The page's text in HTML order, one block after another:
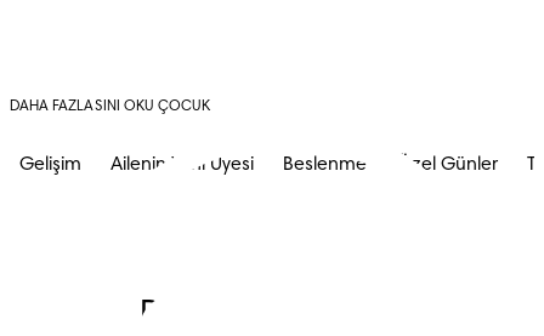
DAHA FAZLASINI OKU ÇOCUK
Gelişim Ailenin Yeni Üyesi Beslenme Özel Günler
Prima Kulübü'ne